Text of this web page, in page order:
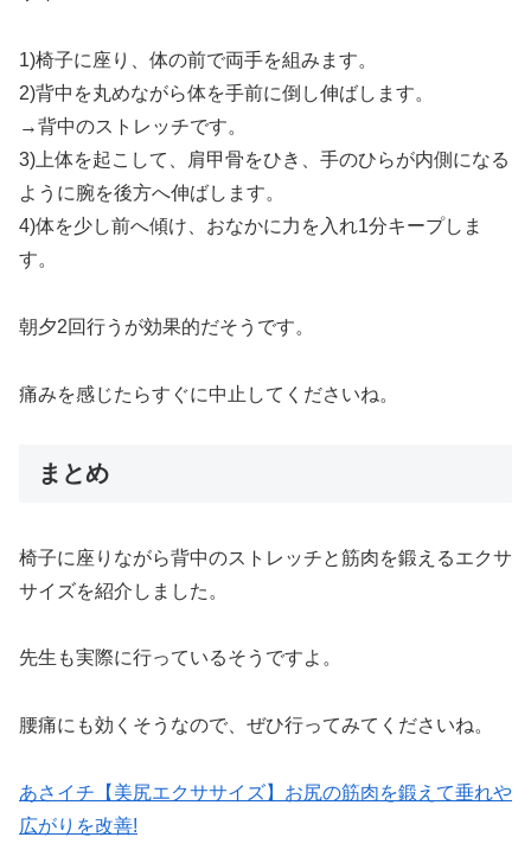
1)椅子に座り、体の前で両手を組みます。
2)背中を丸めながら体を手前に倒し伸ばします。
→背中のストレッチです。
3)上体を起こして、肩甲骨をひき、手のひらが内側になる
ように腕を後方へ伸ばします。
4)体を少し前へ傾け、おなかに力を入れ1分キープしま
す。
朝夕2回行うが効果的だそうです。
痛みを感じたらすぐに中止してくださいね。
まとめ
椅子に座りながら背中のストレッチと筋肉を鍛えるエクサ
サイズを紹介しました。
先生も実際に行っているそうですよ。
腰痛にも効くそうなので、ぜひ行ってみてくださいね。
あさイチ【美尻エクササイズ】お尻の筋肉を鍛えて垂れや
広がりを改善!